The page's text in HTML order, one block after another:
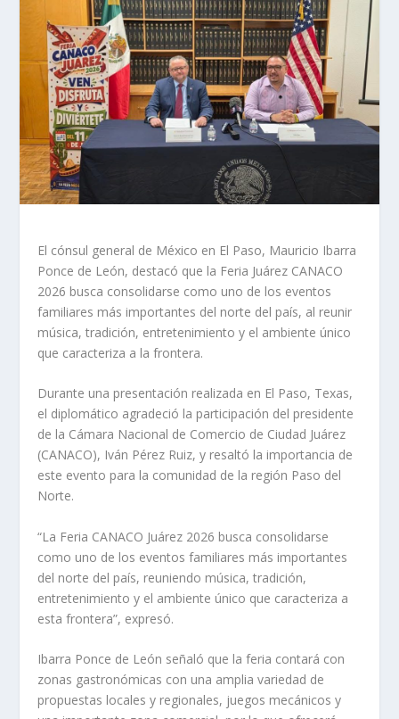
El cónsul general de México en El Paso, Mauricio Ibarra
Ponce de León, destacó que la Feria Juárez CANACO
2026 busca consolidarse como uno de los eventos
familiares más importantes del norte del país, al reunir
música, tradición, entretenimiento y el ambiente único
que caracteriza a la frontera.
Durante una presentación realizada en El Paso, Texas,
el diplomático agradeció la participación del presidente
de la Cámara Nacional de Comercio de Ciudad Juárez
(CANACO), Iván Pérez Ruiz, y resaltó la importancia de
este evento para la comunidad de la región Paso del
Norte.
“La Feria CANACO Juárez 2026 busca consolidarse
como uno de los eventos familiares más importantes
del norte del país, reuniendo música, tradición,
entretenimiento y el ambiente único que caracteriza a
esta frontera”, expresó.
Ibarra Ponce de León señaló que la feria contará con
zonas gastronómicas con una amplia variedad de
propuestas locales y regionales, juegos mecánicos y